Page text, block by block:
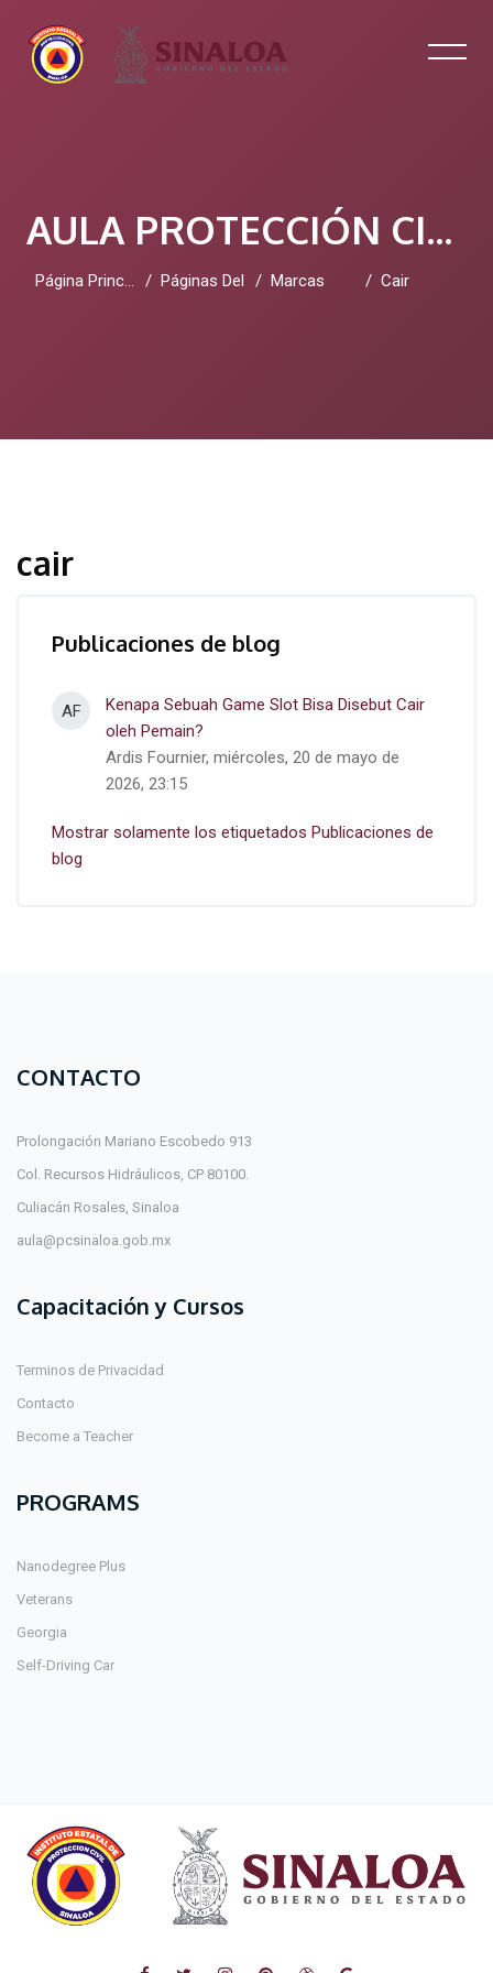
AULA PROTECCIÓN CIVIL SINALOA
Página Principal Páginas Del SitioMarcas Cair
cair
Publicaciones de blog
AF
Kenapa Sebuah Game Slot Bisa Disebut Cair
oleh Pemain?
Ardis Fournier, miércoles, 20 de mayo de
2026, 23:15
Mostrar solamente los etiquetados Publicaciones de
blog
CONTACTO
Prolongación Mariano Escobedo 913
Col. Recursos Hidráulicos, CP 80100.
Culiacán Rosales, Sinaloa
aula@pcsinaloa.gob.mx
Capacitación y Cursos
Terminos de Privacidad
Contacto
Become a Teacher
PROGRAMS
Nanodegree Plus
Veterans
Georgia
Self-Driving Car